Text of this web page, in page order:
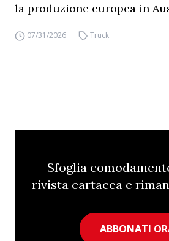
la produzione europea in
07/31/2026 Truck
Sfoglia
rivista cartacea e
ABBONATI